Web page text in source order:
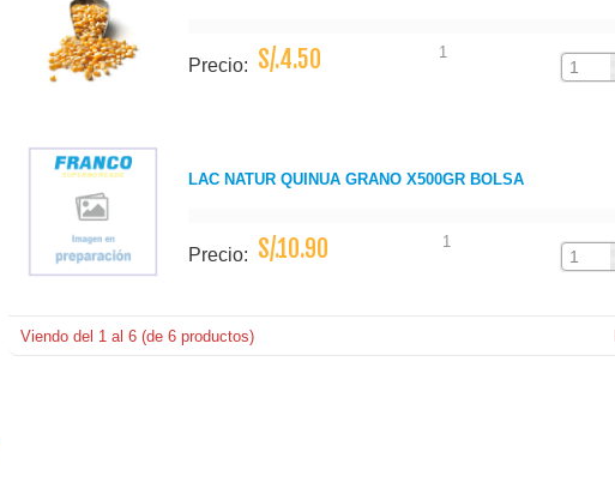
Precio: S/.4.50 1
LAC NATUR QUINUA GRANO X500GR BOLSA
Precio: S/.10.90 1
Viendo del 1 al 6 (de 6 productos)